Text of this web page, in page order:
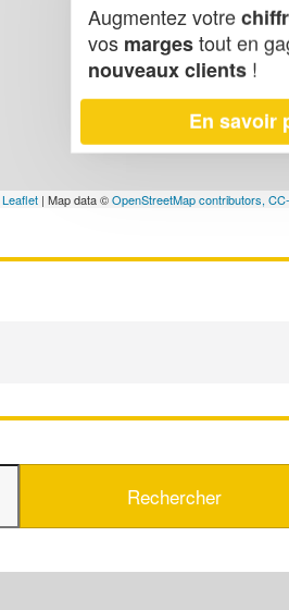
Leaflet | Map data ©OpenStreetMap contributors,
Augmentez votre
vos margestout en
nouveaux clients !
En savoir